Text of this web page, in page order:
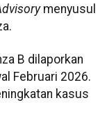
menyusul
B dilaporkan
Februari 2026.
kasus